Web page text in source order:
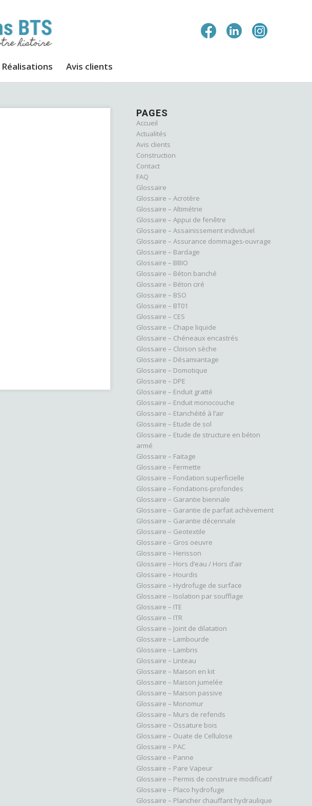
Réalisations Avis clients
PAGES
Accueil
Actualités
Avis clients
Construction
Contact
FAQ
Glossaire
Glossaire – Acrotère
Glossaire – Altimétrie
Glossaire – Appui de fenêtre
Glossaire – Assainissement individuel
Glossaire – Assurance dommages-ouvrage
Glossaire – Bardage
Glossaire – BBIO
Glossaire – Béton banché
Glossaire – Béton ciré
Glossaire – BSO
Glossaire – BT01
Glossaire – CES
Glossaire – Chape liquide
Glossaire – Chéneaux encastrés
Glossaire – Cloison sèche
Glossaire – Désamiantage
Glossaire – Domotique
Glossaire – DPE
Glossaire – Enduit gratté
Glossaire – Enduit monocouche
Glossaire – Etanchéité à l’air
Glossaire – Etude de sol
Glossaire – Etude de structure en béton
armé
Glossaire – Faitage
Glossaire – Fermette
Glossaire – Fondation superficielle
Glossaire – Fondations-profondes
Glossaire – Garantie biennale
Glossaire – Garantie de parfait achèvement
Glossaire – Garantie décennale
Glossaire – Geotextile
Glossaire – Gros oeuvre
Glossaire – Herisson
Glossaire – Hors d’eau / Hors d’air
Glossaire – Hourdis
Glossaire – Hydrofuge de surface
Glossaire – Isolation par soufflage
Glossaire – ITE
Glossaire – ITR
Glossaire – Joint de dilatation
Glossaire – Lambourde
Glossaire – Lambris
Glossaire – Linteau
Glossaire – Maison en kit
Glossaire – Maison jumelée
Glossaire – Maison passive
Glossaire – Monomur
Glossaire – Murs de refends
Glossaire – Ossature bois
Glossaire – Ouate de Cellulose
Glossaire – PAC
Glossaire – Panne
Glossaire – Pare Vapeur
Glossaire – Permis de construire modificatif
Glossaire – Placo hydrofuge
Glossaire – Plancher chauffant hydraulique